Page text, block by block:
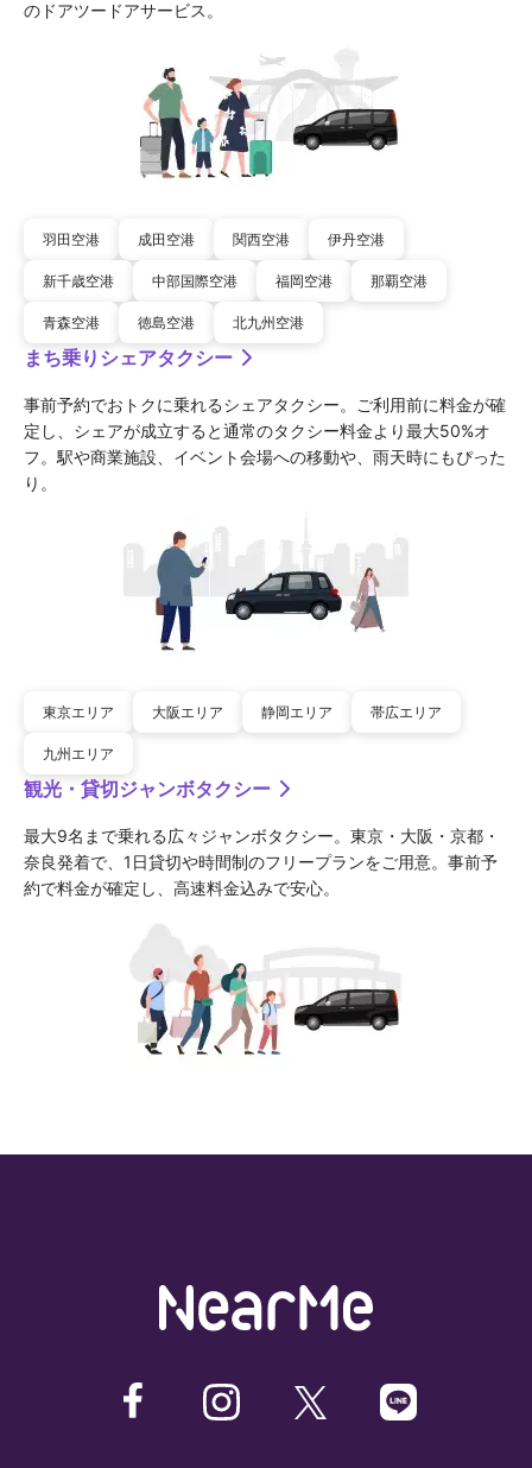
のドアツードアサービス。
羽田空港 成田空港 関西空港 伊丹空港
新千歳空港 中部国際空港 福岡空港 那覇空港
青森空港 徳島空港 北九州空港
まち乗りシェアタクシー
事前予約でおトクに乗れるシェアタクシー。ご利用前に料金が確
定し、シェアが成立すると通常のタクシー料金より最大50%オ
フ。駅や商業施設、イベント会場への移動や、雨天時にもぴった
り。
東京エリア 大阪エリア 静岡エリア 帯広エリア
九州エリア
観光・貸切ジャンボタクシー
最大9名まで乗れる広々ジャンボタクシー。東京・大阪・京都・
奈良発着で、1日貸切や時間制のフリープランをご用意。事前予
約で料金が確定し、高速料金込みで安心。